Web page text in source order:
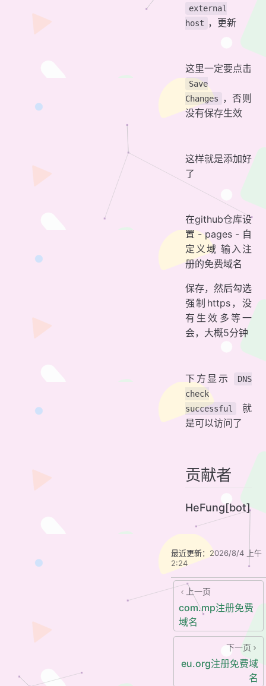
external
host ，更新
这里一定要点击
Save
Changes
，否则
没有保存生效
这样就是添加好
了
在github仓库设
置 - pages - 自
定义域 输入注
册的免费域名
保存，然后勾选
强制https，没
有生效多等一
会，大概5分钟
下方显示
DNS
check
successful
就
是可以访问了
贡献者
HeFung[bot]
最近更新： 2026/8/4 上午
2:24
上一页
com.mp注册免费
域名
下一页
eu.org注册免费域
名